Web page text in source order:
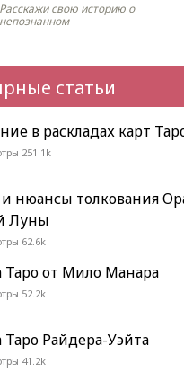
Расскажи свою историю о
непознанном
статьи
в раскладах карт
251.1k
и нюансы толкования
Луны
62.6k
Таро от Мило Манара
52.2k
Таро Райдера-Уэйта
41.2k